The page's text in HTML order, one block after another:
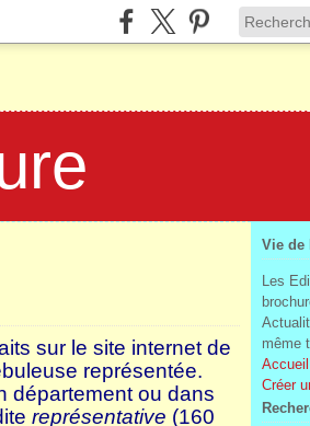
sur le site internet de
représentée.
département ou dans
représentative (160
Vie de
Les
même
Créer